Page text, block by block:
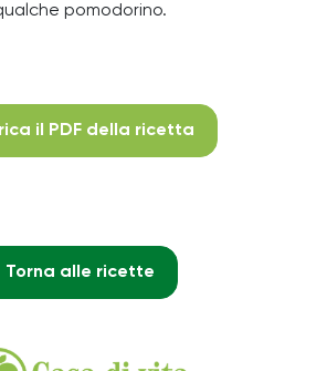
pomodorino.
il PDF della ricetta
Torna alle ricette